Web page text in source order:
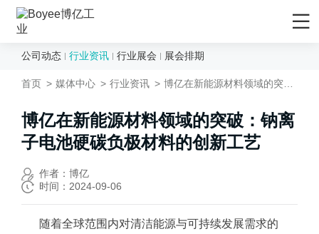
首页
产品/解决方案
应用领域
先进材料
矿物&矿产
陶瓷
化妆品
服务支持
售后服务
售前服务
EPC工程服务
媒体中心
行业资讯
公司动态 行业资讯 行业展会 展会排期
首页 媒体中心 行业资讯
博亿在新能源材料领域的突破：钠离
子电池硬碳负极材料的创新工艺
作者：博亿
时间：2024-09-06
随着全球范围内对清洁能源与可持续发展需求的